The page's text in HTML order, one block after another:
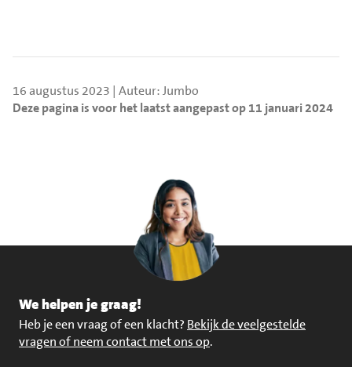
16 augustus 2023 | Auteur: Jumbo
Deze pagina is voor het laatst aangepast op 11 januari 2024
We helpen je graag!
Heb je een vraag of een klacht? Bekijk de veelgestelde
vragen of neem contact met ons op.